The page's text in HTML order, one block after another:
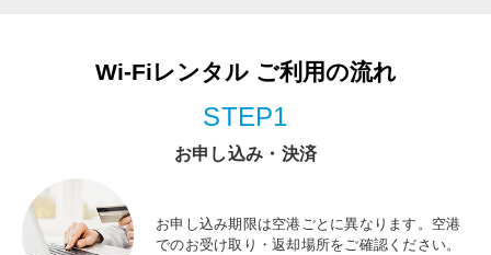
Wi-Fiレンタル ご利用の流れ
STEP1
お申し込み・決済
お申し込み期限は空港ごとに異なります。空港
でのお受け取り・返却場所をご確認ください。